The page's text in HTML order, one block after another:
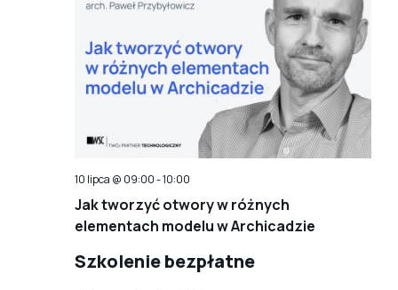
10 lipca @ 09:00-10:00
Jak tworzyć otwory w różnych
elementach modelu w Archicadzie
Szkolenie bezpłatne